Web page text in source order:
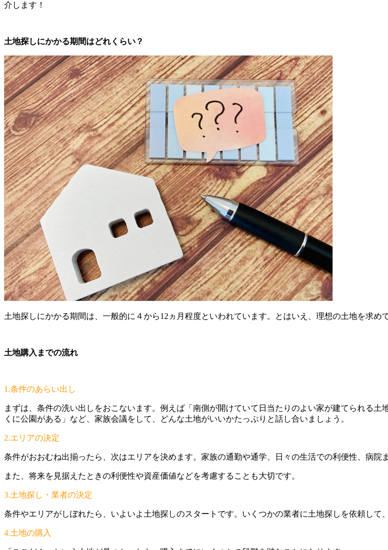
介します！
土地探しにかかる期間はどれくらい？
土地探しにかかる期間は、一般的に４から12ヵ月程度といわれています。とはいえ、理想の土地を求め
土地購入までの流れ
1.条件のあらい出し
まずは、条件の洗い出しをおこないます。例えば「南側が開けていて日当たりのよい家が建てられる
くに公園がある」など、家族会議をして、どんな土地がいいかたっぷりと話し合いましょう。
2.エリアの決定
条件がおおむね出揃ったら、次はエリアを決めます。家族の通勤や通学、日々の生活での利便性、病
また、将来を見据えたときの利便性や資産価値などを考慮することも大切です。
3.土地探し・業者の決定
条件やエリアがしぼれたら、いよいよ土地探しのスタートです。いくつかの業者に土地探しを依頼して
4.土地の購入